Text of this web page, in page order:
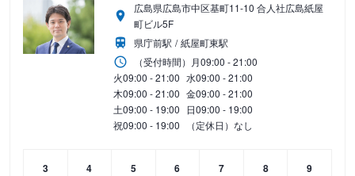
広島県広島市中区基町11-10 合人社広島紙屋
町ビル5F
県庁前駅
紙屋町東駅
（受付時間） 月09:00 - 21:00
火09:00 - 21:00 水09:00 - 21:00
木09:00 - 21:00 金09:00 - 21:00
土09:00 - 19:00 日09:00 - 19:00
祝09:00 - 19:00 （定休日）なし
3
4
5
6
7
8
9